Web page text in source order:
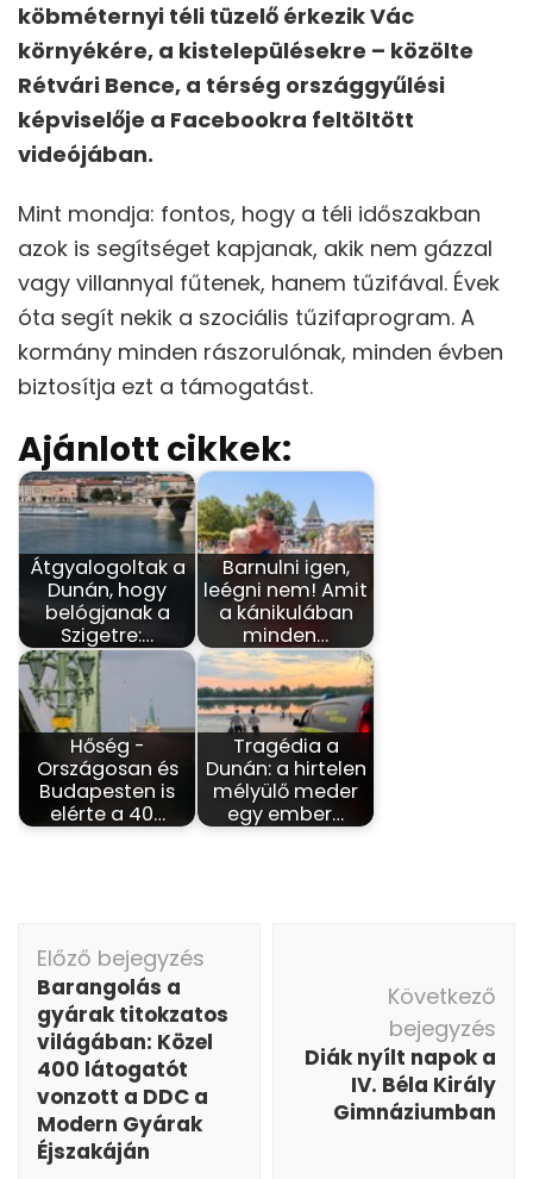
köbméternyi téli tüzelő érkezik Vác
környékére, a kistelepülésekre – közölte
Rétvári Bence, a térség országgyűlési
képviselője a Facebookra feltöltött
videójában.
Mint mondja: fontos, hogy a téli időszakban
azok is segítséget kapjanak, akik nem gázzal
vagy villannyal fűtenek, hanem tűzifával. Évek
óta segít nekik a szociális tűzifaprogram. A
kormány minden rászorulónak, minden évben
biztosítja ezt a támogatást.
Ajánlott cikkek:
Átgyalogoltak a
Dunán, hogy
belógjanak a
Szigetre:…
Barnulni igen,
leégni nem! Amit
a kánikulában
minden…
Hőség -
Országosan és
Budapesten is
elérte a 40…
Tragédia a
Dunán: a hirtelen
mélyülő meder
egy ember…
Bejegyzés
navigáció
Előző bejegyzés
Barangolás a
gyárak titokzatos
világában: Közel
400 látogatót
vonzott a DDC a
Modern Gyárak
Éjszakáján
Következő
bejegyzés
Diák nyílt napok a
IV. Béla Király
Gimnáziumban